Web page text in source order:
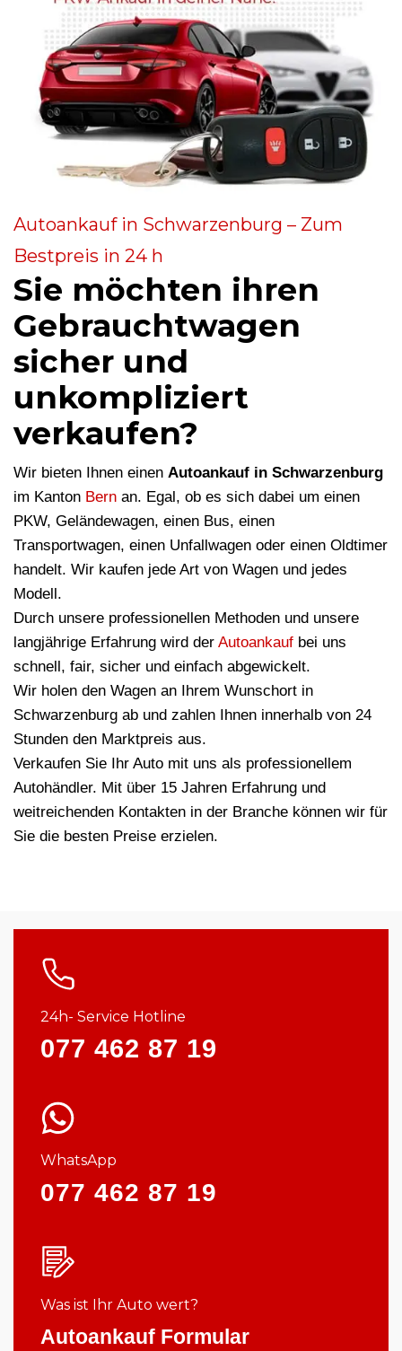
Autoankauf in Schwarzenburg – Zum
Bestpreis in 24 h
Sie möchten ihren
Gebrauchtwagen
sicher und
unkompliziert
verkaufen?
Wir bieten Ihnen einen Autoankauf in Schwarzenburg
im Kanton Bern an. Egal, ob es sich dabei um einen
PKW, Geländewagen, einen Bus, einen
Transportwagen, einen Unfallwagen oder einen Oldtimer
handelt. Wir kaufen jede Art von Wagen und jedes
Modell.
Durch unsere professionellen Methoden und unsere
langjährige Erfahrung wird der Autoankauf bei uns
schnell, fair, sicher und einfach abgewickelt.
Wir holen den Wagen an Ihrem Wunschort in
Schwarzenburg ab und zahlen Ihnen innerhalb von 24
Stunden den Marktpreis aus.
Verkaufen Sie Ihr Auto mit uns als professionellem
Autohändler. Mit über 15 Jahren Erfahrung und
weitreichenden Kontakten in der Branche können wir für
Sie die besten Preise erzielen.
24h- Service Hotline
077 462 87 19
WhatsApp
077 462 87 19
Was ist Ihr Auto wert?
Autoankauf Formular